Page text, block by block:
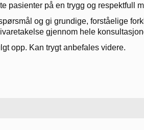
pasienter på en trygg og respektfull
og gi grundige, forståelige
gjennom hele
opp. Kan trygt anbefales videre.